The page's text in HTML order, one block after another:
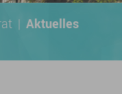
|Aktuelles